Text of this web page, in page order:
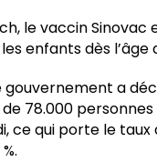
le vaccin Sinovac
enfants dès l’âge
a
78.000
ce qui porte le